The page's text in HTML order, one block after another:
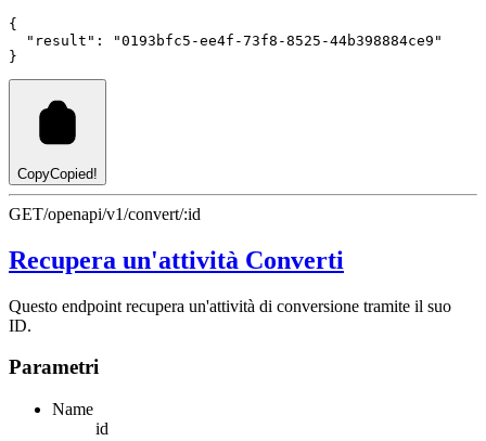
{
"result" :
"0193bfc5-ee4f-73f8-8525-44b398884ce9"
}
CopyCopied!
GET/openapi/v1/convert/:id
Recupera un'attività Converti
Questo endpoint recupera un'attività di conversione tramite il suo
ID.
Parametri
Name
id